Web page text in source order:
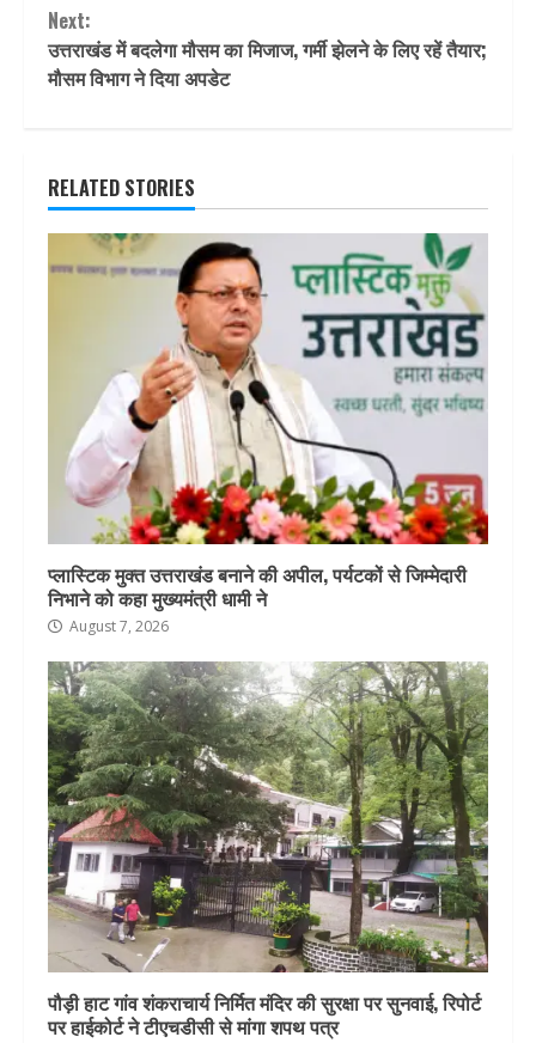
Next:
उत्तराखंड में बदलेगा मौसम का मिजाज, गर्मी झेलने के लिए रहें तैयार;
मौसम विभाग ने दिया अपडेट
RELATED STORIES
प्लास्टिक मुक्त उत्तराखंड बनाने की अपील, पर्यटकों से जिम्मेदारी
निभाने को कहा मुख्यमंत्री धामी ने
August 7, 2026
पौड़ी हाट गांव शंकराचार्य निर्मित मंदिर की सुरक्षा पर सुनवाई, रिपोर्ट
पर हाईकोर्ट ने टीएचडीसी से मांगा शपथ पत्र